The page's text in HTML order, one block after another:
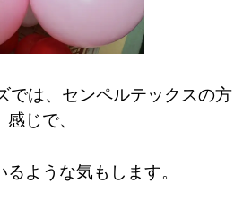
では、センペルテックスの方
じで、
ような気もします。